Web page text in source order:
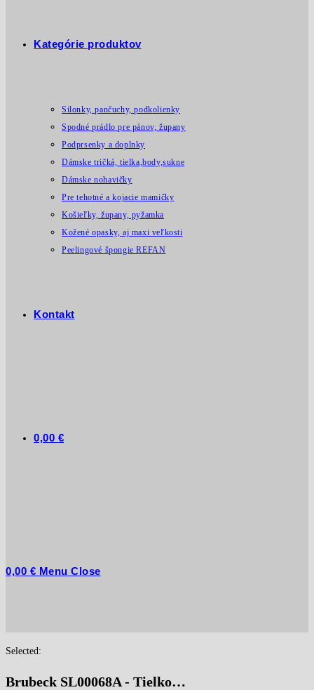
Kategórie produktov
Silonky, pančuchy, podkolienky
Spodné prádlo pre pánov, župany
Podprsenky a doplnky
Dámske tričká, tielka,body,sukne
Dámske nohavičky
Pre tehotné a kojacie mamičky
Košieľky, župany, pyžamka
Kožené opasky, aj maxi veľkosti
Peelingové špongie REFAN
Kontakt
0,00 €
0,00 € Menu Close
Selected:
Brubeck SL00068A - Tielko…